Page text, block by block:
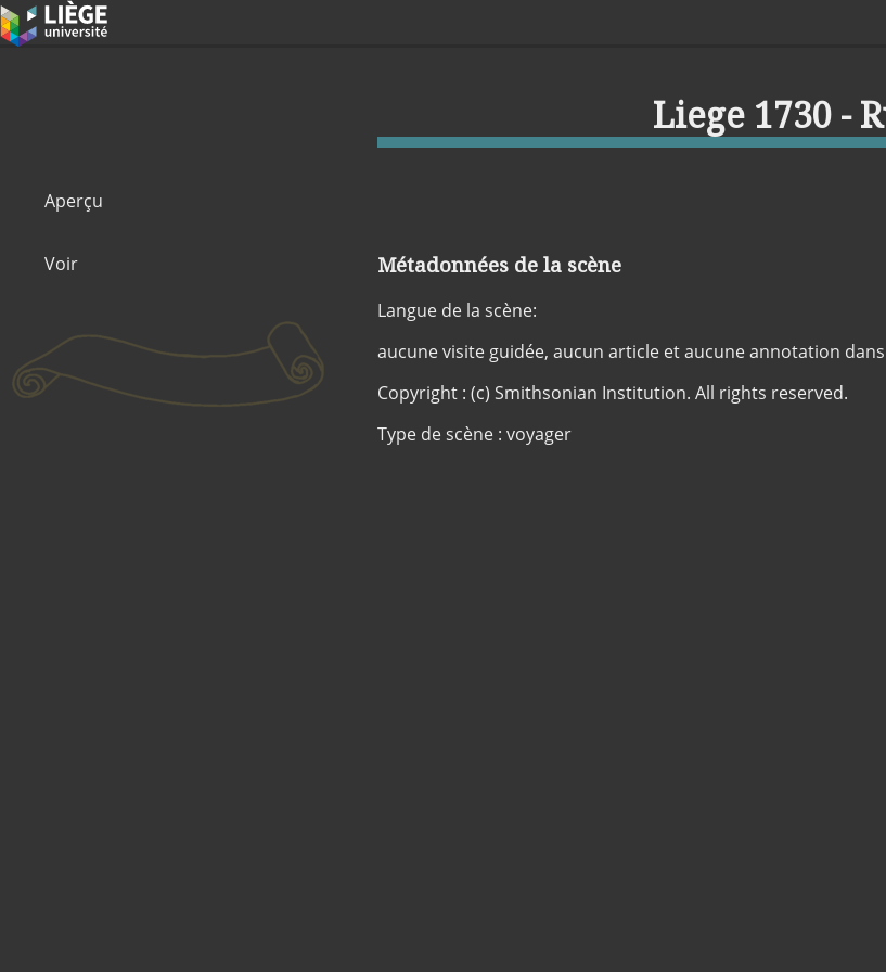
Liege 1730 -
Aperçu
Voir Métadonnées de la scène
Langue de la scène:
aucune visite guidée, aucun article et aucune annotation
Copyright : (c) Smithsonian Institution. All rights reserved.
Type de scène : voyager